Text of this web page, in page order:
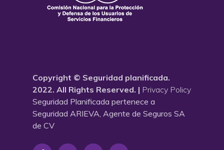
Copyright © Seguridad planificada.
2022. All Rights Reserved. | Privacy Policy
Seguridad Planificada pertenece a
Seguridad ARIEVA, Agente de Seguros SA
de CV